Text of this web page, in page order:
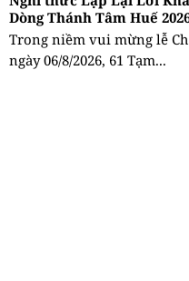
Dòng Thánh Tâm Huế
Trong niềm vui mừng lễ
ngày 06/8/2026, 61 Tạm...